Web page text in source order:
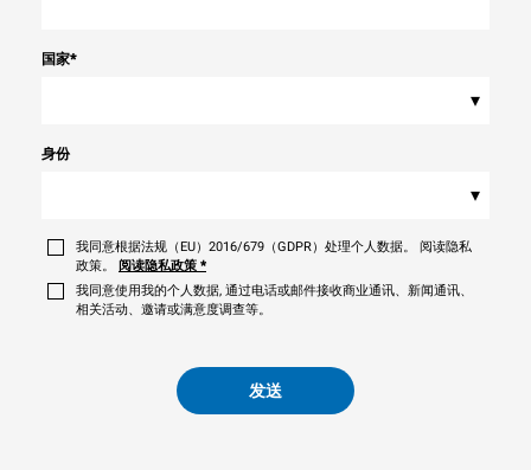
国家*
▾
身份
▾
我同意根据法规（EU）2016/679（GDPR）处理个人数据。 阅读隐私
政策。
阅读隐私政策 *
我同意使用我的个人数据, 通过电话或邮件接收商业通讯、新闻通讯、
相关活动、邀请或满意度调查等。
发送